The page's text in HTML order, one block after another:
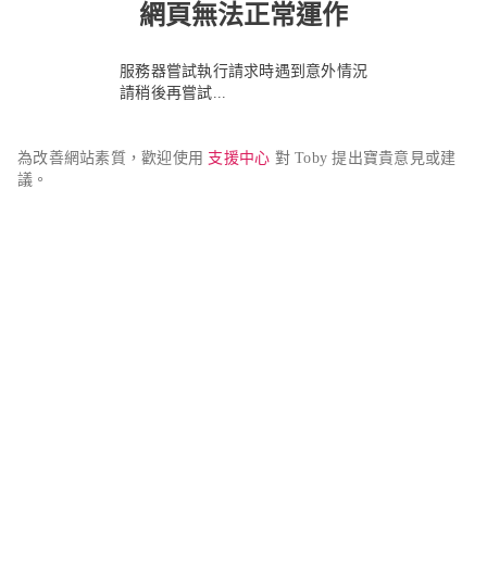
網頁無法正常運作
服務器嘗試執行請求時遇到意外情況
請稍後再嘗試...
為改善網站素質，歡迎使用 支援中心 對 Toby 提出寶貴意見或建
議。